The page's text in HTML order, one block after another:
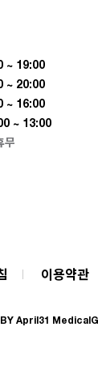
~ 19:00
~ 20:00
~ 16:00
~ 13:00
무
이용약관
April31